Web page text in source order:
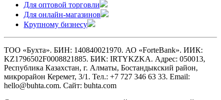
Для оптовой торговли
Для онлайн-магазинов
Крупному бизнесу
ТОО «Бухта». БИН: 140840021970. АО «ForteBank». ИИК:
KZ1796502F0008821885. БИК: IRTYKZKA. Адрес: 050013,
Республика Казахстан, г. Алматы, Бостандыкский район,
микрорайон Керемет, 3/1. Тел.: +7 727 346 63 33. Email:
hello@buhta.com. Сайт: buhta.com